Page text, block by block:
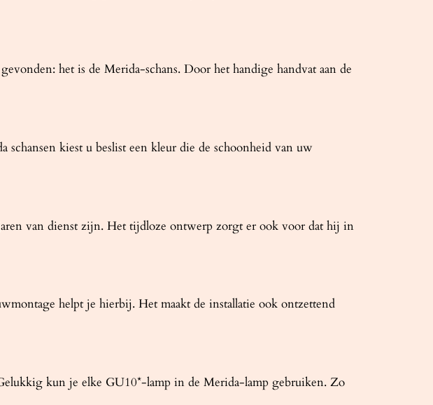
het is de Merida-schans. Door het handige handvat aan de
kiest u beslist een kleur die de schoonheid van uw
van dienst zijn. Het tijdloze ontwerp zorgt er ook voor dat hij in
helpt je hierbij. Het maakt de installatie ook ontzettend
kun je elke GU10*-lamp in de Merida-lamp gebruiken. Zo